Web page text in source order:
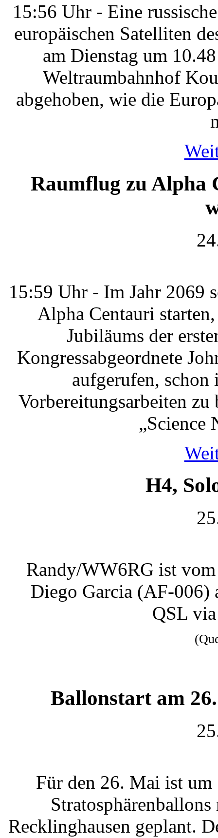
15:56 Uhr - Eine
europäischen Satelliten
am Dienstag um
Weltraumbahnhof
abgehoben, wie die
Raumflug zu
15:59 Uhr - Im Jahr 2069
Alpha Centauri
Jubiläums der
Kongressabgeordnete
aufgerufen, schon
Vorbereitungsarbeiten zu
„Science
H4,
Randy/WW6RG ist
Diego Garcia (AF-006)
QSL
Ballonstart am
Für den 26. Mai ist
Recklinghausen geplant.